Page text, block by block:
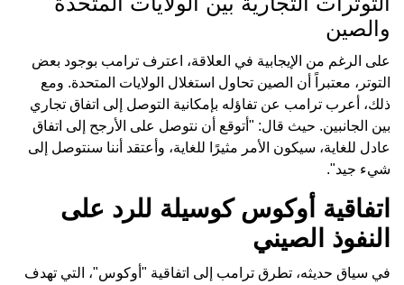
والصين
على الرغم من الإيجابية في العلاقة، اعترف ترامب بوجود بعض
التوتر، معتبراً أن الصين تحاول استغلال الولايات المتحدة. ومع
ذلك، أعرب ترامب عن تفاؤله بإمكانية التوصل إلى اتفاق تجاري
بين الجانبين. حيث قال: "أتوقع أن نتوصل على الأرجح إلى اتفاق
عادل للغاية، سيكون الأمر مثيرًا للغاية، وأعتقد أننا سنتوصل إلى
شيء جيد".
اتفاقية أوكوس كوسيلة للرد على
النفوذ الصيني
في سياق حديثه، تطرق ترامب إلى اتفاقية "أوكوس"، التي تهدف